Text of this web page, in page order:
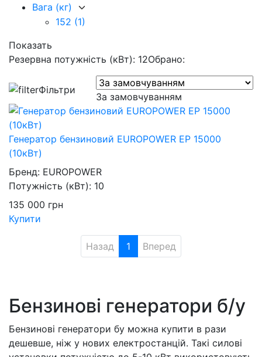
Вага (кг)
152 (1)
Показать
Резервна потужність (кВт): 12Обрано:
Фільтри
За замовчуванням
Генератор бензиновий EUROPOWER EP 15000
(10кВт)
Бренд: EUROPOWER
Потужність (кВт): 10
135 000 грн
Купити
Назад 1 Вперед
Бензинові генератори б/у
Бензинові генератори бу можна купити в рази
дешевше, ніж у нових електростанцій. Такі силові